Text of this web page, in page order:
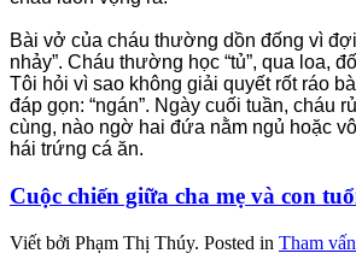
Bài vở của cháu thường dồn đống vì
nhảy”. Cháu thường học “tủ”, qua loa,
Tôi hỏi vì sao không giải quyết rốt ráo
đáp gọn: “ngán”. Ngày cuối tuần, cháu
cùng, nào ngờ hai đứa nằm ngủ hoặc
hái trứng cá ăn.
Cuộc chiến giữa cha mẹ và con
Viết bởi Phạm Thị Thúy. Posted in Tham